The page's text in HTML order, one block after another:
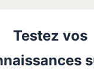
Testez vos